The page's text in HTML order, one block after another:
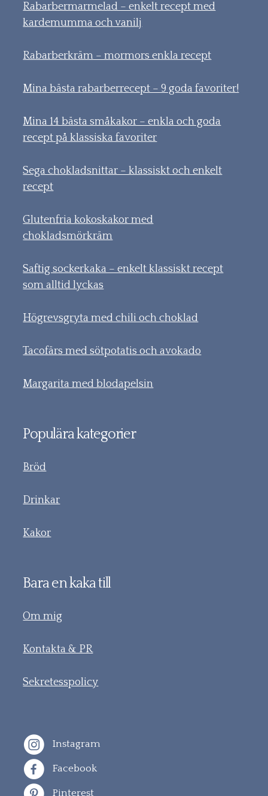
Rabarbermarmelad – enkelt recept med
kardemumma och vanilj
Rabarberkräm – mormors enkla recept
Mina bästa rabarberrecept – 9 goda favoriter!
Mina 14 bästa småkakor – enkla och goda
recept på klassiska favoriter
Sega chokladsnittar – klassiskt och enkelt
recept
Glutenfria kokoskakor med
chokladsmörkräm
Saftig sockerkaka – enkelt klassiskt recept
som alltid lyckas
Högrevsgryta med chili och choklad
Tacofärs med sötpotatis och avokado
Margarita med blodapelsin
Populära kategorier
Bröd
Drinkar
Kakor
Bara en kaka till
Om mig
Kontakta & PR
Sekretesspolicy
Instagram
Facebook
Pinterest